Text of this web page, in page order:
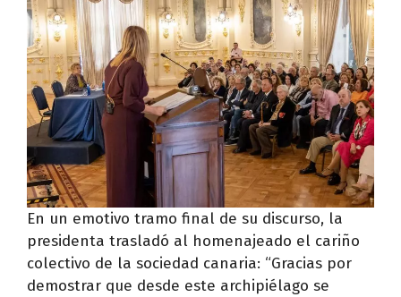
En un emotivo tramo final de su discurso, la
presidenta trasladó al homenajeado el cariño
colectivo de la sociedad canaria: “Gracias por
demostrar que desde este archipiélago se